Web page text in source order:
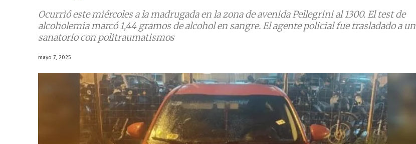
Ocurrió este miércoles a la madrugada en la zona de avenida Pellegrini al 1300. El test de
alcoholemia marcó 1,44 gramos de alcohol en sangre. El agente policial fue trasladado a un
sanatorio con politraumatismos
mayo 7, 2025